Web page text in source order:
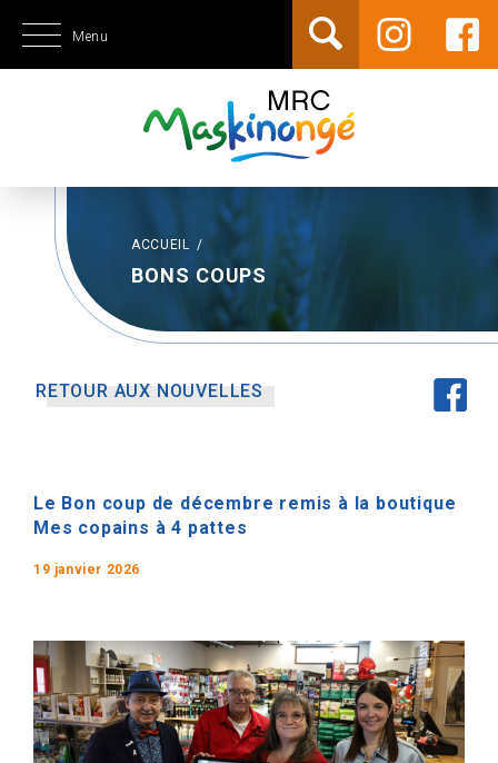
Menu
ACCUEIL /
BONS COUPS
RETOUR AUX NOUVELLES
Le Bon coup de décembre remis à la boutique
Mes copains à 4 pattes
19 janvier 2026